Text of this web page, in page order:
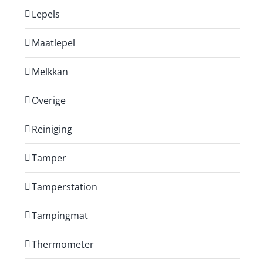
Lepels
Maatlepel
Melkkan
Overige
Reiniging
Tamper
Tamperstation
Tampingmat
Thermometer